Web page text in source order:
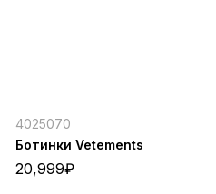
4025070
Ботинки Vetements
20,999₽